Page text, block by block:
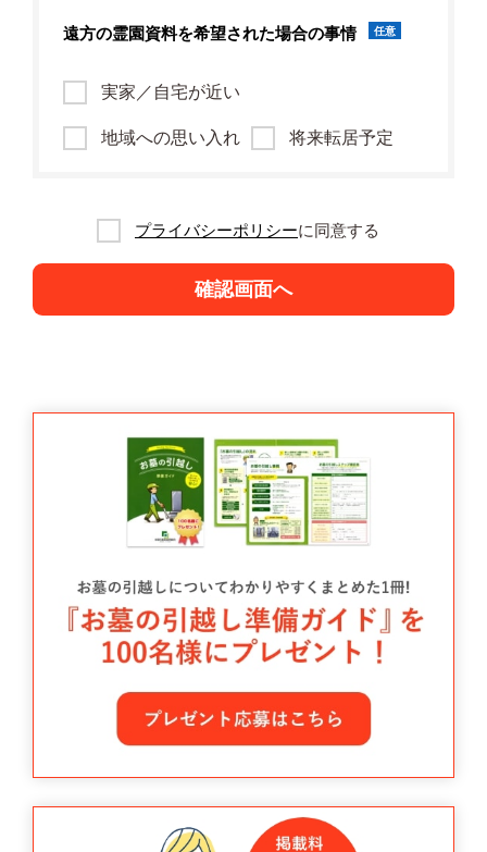
遠方の霊園資料を希望された場合の事情 任意
実家／自宅が近い
地域への思い入れ 将来転居予定
プライバシーポリシーに同意する
確認画面へ